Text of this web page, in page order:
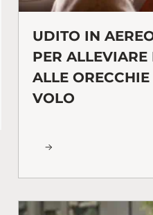
UDITO IN
PER
ALLE
VOLO